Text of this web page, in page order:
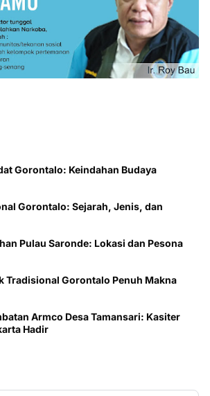
Gorontalo: Keindahan Budaya
Gorontalo: Sejarah, Jenis, dan
Pulau Saronde: Lokasi dan Pesona
Tradisional Gorontalo Penuh Makna
Armco Desa Tamansari: Kasiter
Hadir